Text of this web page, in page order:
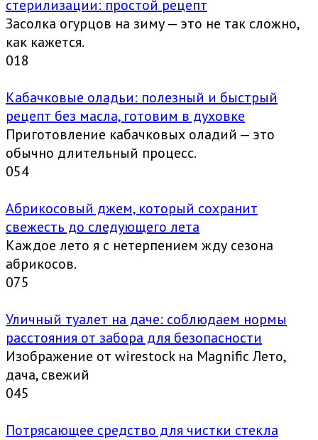
стерилизации: простой рецепт
Засолка огурцов на зиму — это не так сложно,
как кажется.
018
Кабачковые оладьи: полезный и быстрый
рецепт без масла, готовим в духовке
Приготовление кабачковых оладий — это
обычно длительный процесс.
054
Абрикосовый джем, который сохранит
свежесть до следующего лета
Каждое лето я с нетерпением жду сезона
абрикосов.
075
Уличный туалет на даче: соблюдаем нормы
расстояния от забора для безопасности
Изображение от wirestock на Magnific Лето,
дача, свежий
045
Потрясающее средство для чистки стекла